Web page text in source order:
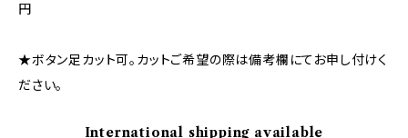
円
★ボタン足カット可。カットご希望の際は備考欄にてお申し付けく
ださい。
International shipping available